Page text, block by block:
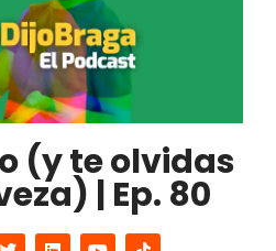
(y te olvidas
| Ep. 80